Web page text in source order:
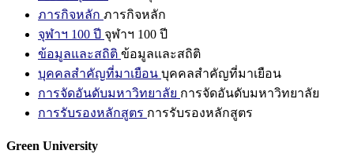
ภารกิจหลัก ภารกิจหลัก
จุฬาฯ 100 ปี จุฬาฯ 100 ปี
ข้อมูลและสถิติ ข้อมูลและสถิติ
บุคคลสำคัญที่มาเยือน บุคคลสำคัญที่มาเยือน
การจัดอันดับมหาวิทยาลัย การจัดอันดับมหาวิทยาลัย
การรับรองหลักสูตร การรับรองหลักสูตร
Green University